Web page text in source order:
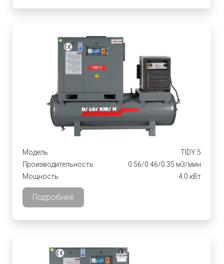
Модель
TIDY 5
Производительность
0.56/0.46/0.35 м3/мин
Мощность
4.0 кВт
Подробнее